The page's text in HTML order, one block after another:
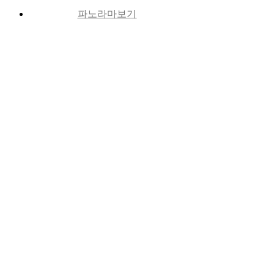
파노라마보기